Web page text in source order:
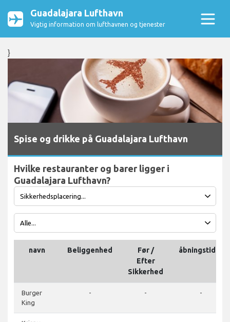
Guadalajara Lufthavn
Vigtig information om lufthavnen og tjenester
}
Spise og drikke på Guadalajara Lufthavn
Hvilke restauranter og barer ligger i
Guadalajara Lufthavn?
navn Beliggenhed
Før /
Efter
Sikkerhed
åbningstider
Burger
King
- - -